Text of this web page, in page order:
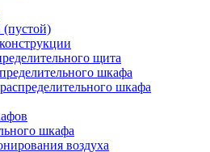
щита
шкафа
шкафа
шкафа
воздуха